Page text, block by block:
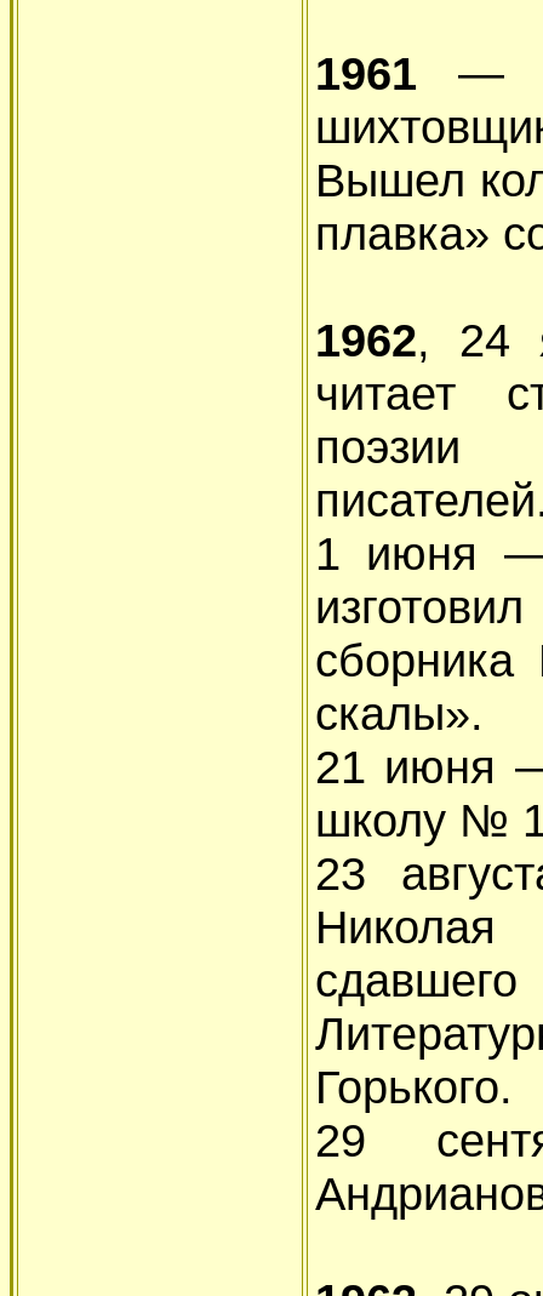
1961 —
Вышел
плавка»
1962, 24
читает
поэзии
1 июня
скалы».
21 июня
школу №
23
сдавшего
Горького.
29